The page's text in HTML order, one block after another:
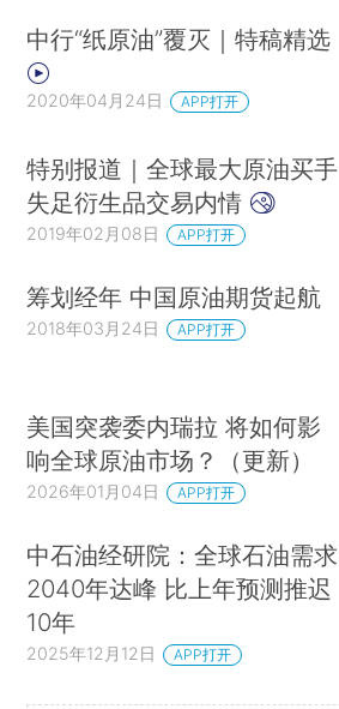
中行“纸原油”覆灭｜特稿精选
2020年04月24日 APP打开
特别报道｜全球最大原油买手
失足衍生品交易内情
2019年02月08日 APP打开
筹划经年 中国原油期货起航
2018年03月24日 APP打开
美国突袭委内瑞拉 将如何影
响全球原油市场？（更新）
2026年01月04日 APP打开
中石油经研院：全球石油需求
2040年达峰 比上年预测推迟
10年
2025年12月12日 APP打开